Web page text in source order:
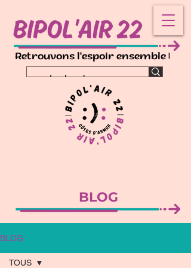
Retrouvons l'espoir ensemble !
BLOG
BLOG
TOUS